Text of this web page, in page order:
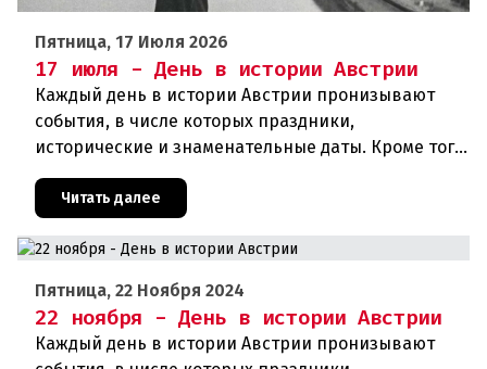
Пятница, 17 Июля 2026
17 июля - День в истории Австрии
Каждый день в истории Австрии пронизывают
события, в числе которых праздники,
исторические и знаменательные даты. Кроме того
дни рождения различных деятелей страны, а
также дни их смерти. Что же произ
Читать далее
Пятница, 22 Ноября 2024
22 ноября - День в истории Австрии
Каждый день в истории Австрии пронизывают